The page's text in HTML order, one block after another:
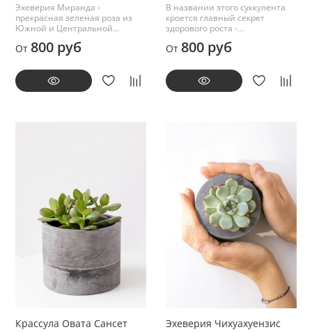
Эхеверия Миранда -
прекрасная зеленая роза из
Южной и Центральной...
От 800 руб
В названии этого суккулента
кроется главный секрет
здорового роста -...
От 800 руб
Крассула Овата Сансет Эхеверия Чихуахуензис